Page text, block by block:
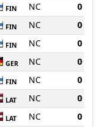
FIN NC
0
FIN NC
0
FIN NC
0
GER NC
0
FIN NC
0
LAT NC
0
LAT NC
0